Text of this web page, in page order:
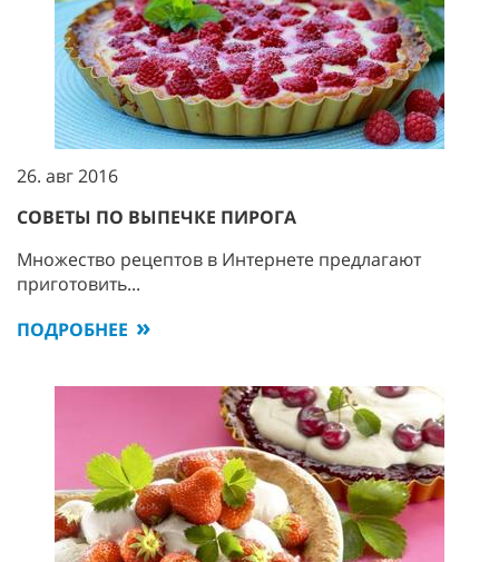
26. авг 2016
СОВЕТЫ ПО ВЫПЕЧКЕ ПИРОГА
Множество рецептов в Интернете предлагают
приготовить...
ПОДРОБНЕЕ